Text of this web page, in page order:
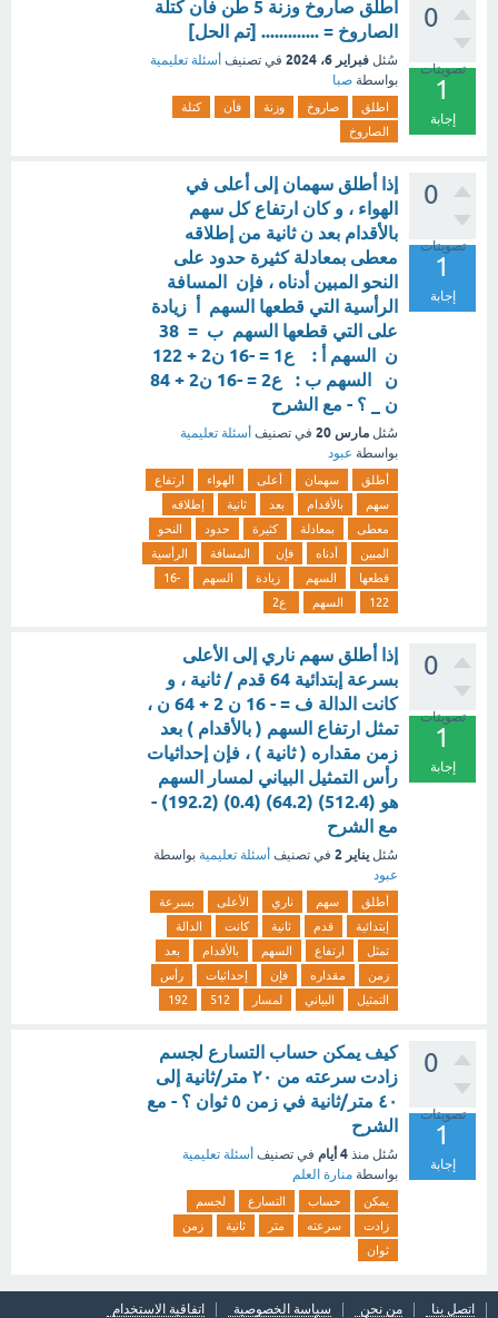
0
تصويتات
1
إجابة
اطلق صاروخ وزنة 5 طن فأن كتلة
الصاروخ = ............. [تم الحل]
سُئل فبراير 6، 2024 في تصنيف أسئلة تعليمية
بواسطة صبا
اطلق صاروخ وزنة فأن
كتلة
الصاروخ
0
تصويتات
1
إجابة
إذا أطلق سهمان إلى أعلى في
الهواء ، و كان ارتفاع كل سهم
بالأقدام بعد ن ثانية من إطلاقه
معطى بمعادلة كثيرة حدود على
النحو المبين أدناه ، فإن المسافة
الرأسية التي قطعها السهم أ زيادة
على التي قطعها السهم ب = 38
ن السهم أ : ع1 = -16 ن2 + 122
ن السهم ب : ع2 = -16 ن2 + 84
ن _ ؟ - مع الشرح
سُئل مارس 20 في تصنيف أسئلة تعليمية
بواسطة عبود
أطلق سهمان أعلى الهواء
ارتفاع
سهم
بالأقدام بعد ثانية
إطلاقه
معطى
بمعادلة كثيرة حدود
النحو
المبين
أدناه فإن المسافة
الرأسية
قطعها
السهم زيادة السهم
-16
122
السهم ع2
0
تصويتات
1
إجابة
إذا أطلق سهم ناري إلى الأعلى
بسرعة إبتدائية 64 قدم / ثانية ، و
كانت الدالة ف = - 16 ن 2 + 64 ن ،
تمثل ارتفاع السهم ( بالأقدام ) بعد
زمن مقداره ( ثانية ) ، فإن إحداثيات
رأس التمثيل البياني لمسار السهم
هو (512.4) (64.2) (0.4) (192.2) -
مع الشرح
سُئل يناير 2 في تصنيف أسئلة تعليمية بواسطة
عبود
أطلق سهم ناري الأعلى
بسرعة
إبتدائية
قدم ثانية كانت
الدالة
تمثل
ارتفاع السهم بالأقدام
بعد
زمن
مقداره فإن إحداثيات
رأس
التمثيل
البياني لمسار 512
192
0
تصويتات
1
إجابة
كيف يمكن حساب التسارع لجسم
زادت سرعته من ٢٠ متر/ثانية إلى
٤٠ متر/ثانية في زمن ٥ ثوان ؟ - مع
الشرح
سُئل منذ 4 أيام في تصنيف أسئلة تعليمية
بواسطة منارة العلم
يمكن حساب التسارع
لجسم
زادت
سرعته متر ثانية
زمن
ثوان
اتصل بنا من نحن سياسة الخصوصية
اتفاقية الاستخدام